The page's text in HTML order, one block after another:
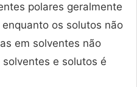
polares geralmente
os solutos não
em solventes não
e solutos é